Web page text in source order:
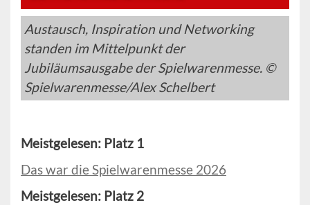
Austausch, Inspiration und Networking
standen im Mittelpunkt der
Jubiläumsausgabe der Spielwarenmesse. ©
Spielwarenmesse/Alex Schelbert
Meistgelesen: Platz 1
Das war die Spielwarenmesse 2026
Meistgelesen: Platz 2